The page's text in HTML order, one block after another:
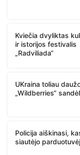
Kviečia dvyliktas
ir istorijos festivalis
„Radviliada“
UKraina toliau
„Wildberries“
Policija aiškinasi,
siautėjo